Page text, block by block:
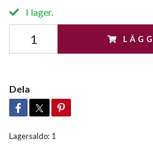
I lager.
Dela
Lagersaldo: 1